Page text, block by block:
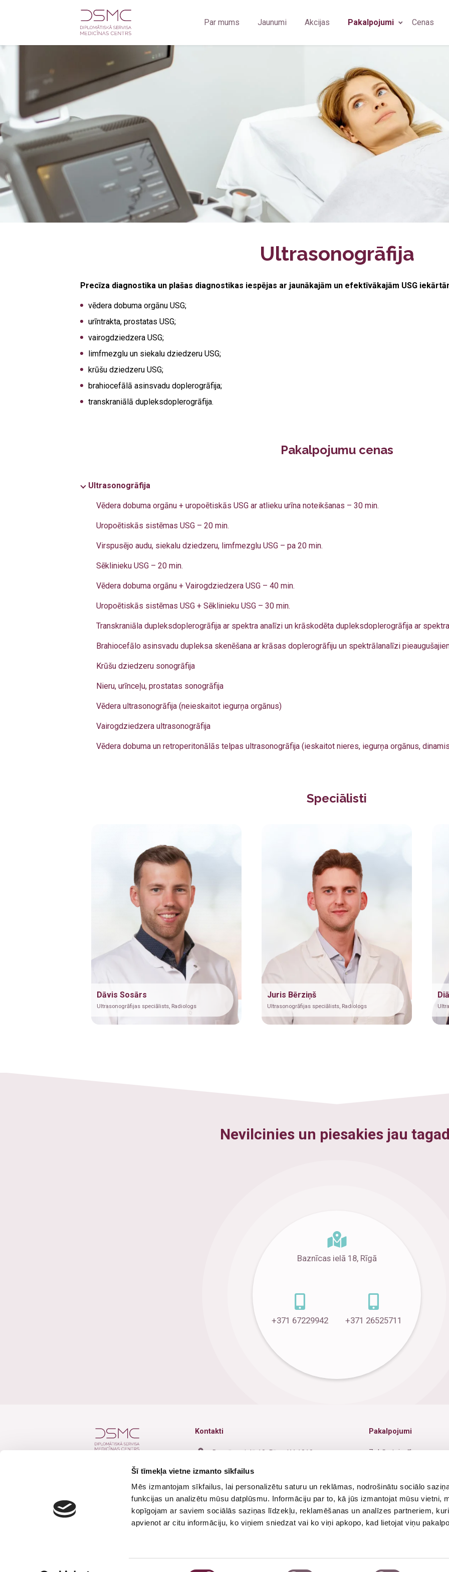
Šī tīmekļa vietne izmanto sīkfailus
Mēs izmantojam sīkfailus, lai personalizētu saturu un reklāmas, nodrošinātu sociālo
funkcijas un analizētu mūsu datplūsmu. Informāciju par to, kā jūs izmantojat mūsu vietni,
kopīgojam ar saviem sociālās saziņas līdzekļu, reklamēšanas un analīzes partneriem,
apvienot ar citu informāciju, ko viņiem sniedzat vai ko viņi apkopo, kad lietojat viņu
Par mums Jaunumi Akcijas Pakalpojumi
Oftalmoloģija
Jūrnieku medicīniskā komisija
Medicīniskā komisija darbam uz naftas un gāzes platformām (OGUK)
Fizioterapija
Ginekoloģija
Ultrasonogrāfija
Radioloģiskie izmeklējumi
Kardioloģija
Neiroloģija
Psihiatrija
Plastiskā ķirurģija
Cenas
Radiologa asistents
Ultrasonogrāfijas speciālists
Ģimenes ārsts
Oftalmologs
Neirologs
Psihiatrs
Arodārsts
Ultrasonogrāfija
Precīza diagnostika un plašas diagnostikas iespējas ar jaunākajām un efektīvākajām USG
vēdera dobuma orgānu USG;
urīntrakta, prostatas USG;
vairogdziedzera USG;
limfmezglu un siekalu dziedzeru USG;
krūšu dziedzeru USG;
brahiocefālā asinsvadu doplerogrāfija;
transkraniālā dupleksdoplerogrāfija.
Pakalpojumu cenas
Ultrasonogrāfija
Vēdera dobuma orgānu + uropoētiskās USG ar atlieku urīna noteikšanas – 30 min.
Uropoētiskās sistēmas USG – 20 min.
Virspusējo audu, siekalu dziedzeru, limfmezglu USG – pa 20 min.
Sēklinieku USG – 20 min.
Vēdera dobuma orgānu + Vairogdziedzera USG – 40 min.
Uropoētiskās sistēmas USG + Sēklinieku USG – 30 min.
Transkraniāla dupleksdoplerogrāfija ar spektra analīzi un krāskodēta dupleksdoplerogrāfija ar
Brahiocefālo asinsvadu dupleksa skenēšana ar krāsas doplerogrāfiju un spektrālanalīzi
Krūšu dziedzeru sonogrāfija
Nieru, urīnceļu, prostatas sonogrāfija
Vēdera ultrasonogrāfija (neieskaitot iegurņa orgānus)
Vairogdziedzera ultrasonogrāfija
Vēdera dobuma un retroperitonālās telpas ultrasonogrāfija (ieskaitot nieres, iegurņa orgānus,
Speciālisti
Dāvis Sosārs
Ultrasonogrāfijas speciālists, Radiologs
Juris Bērziņš
Ultrasonogrāfijas speciālists, Radiologs
Nevilcinies un piesakies jau
Baznīcas ielā 18, Rīgā
+371 67229942 +371 26525711
Seko mums
Kontakti
+371 67229942
+371 26525711
info@dsmc.lv
Darba dienas - 8:00-19:00
Pakalpojumi
Zobārstniecība
Ginekoloģija
Jūrnieku medicīniskā
Fizioterapija